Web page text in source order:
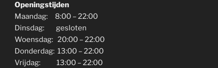
Openingstijden
Maandag: 8:00 – 22:00
Dinsdag: gesloten
Woensdag: 20:00 – 22:00
Donderdag: 13:00 – 22:00
Vrijdag: 13:00 – 22:00